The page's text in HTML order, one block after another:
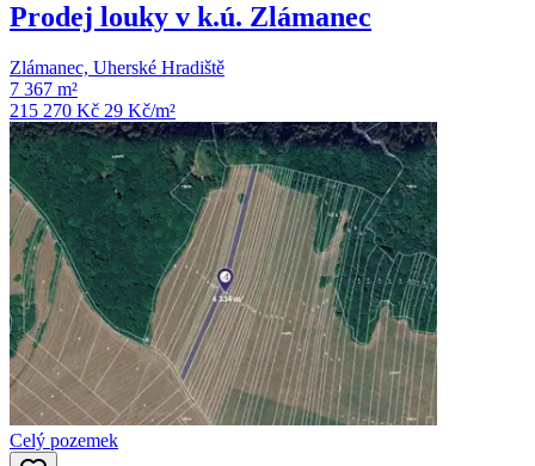
Prodej louky v k.ú. Zlámanec
Zlámanec, Uherské Hradiště
7 367 m²
215 270 Kč 29 Kč/m²
Celý pozemek